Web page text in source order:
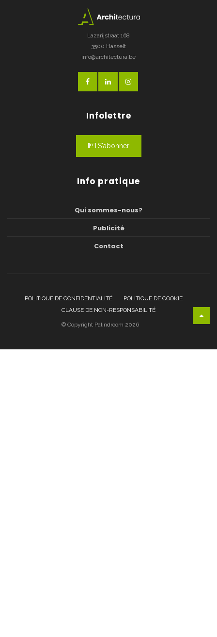
Lazarijstraat 168
3500 Hasselt
info@architectura.be
Infolettre
S'abonner
Info pratique
Qui sommes-nous?
Publicité
Contact
POLITIQUE DE CONFIDENTIALITÉ
POLITIQUE DE COOKIE
CLAUSE DE NON-RESPONSABILITÉ
© Copyright Palindroom 2026